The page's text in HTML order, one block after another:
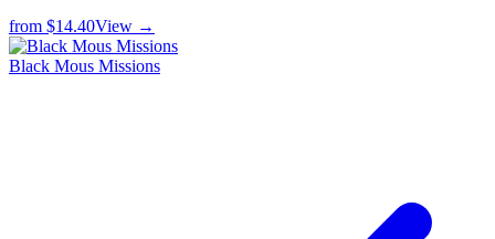
from $14.40View →
Black Mous Missions